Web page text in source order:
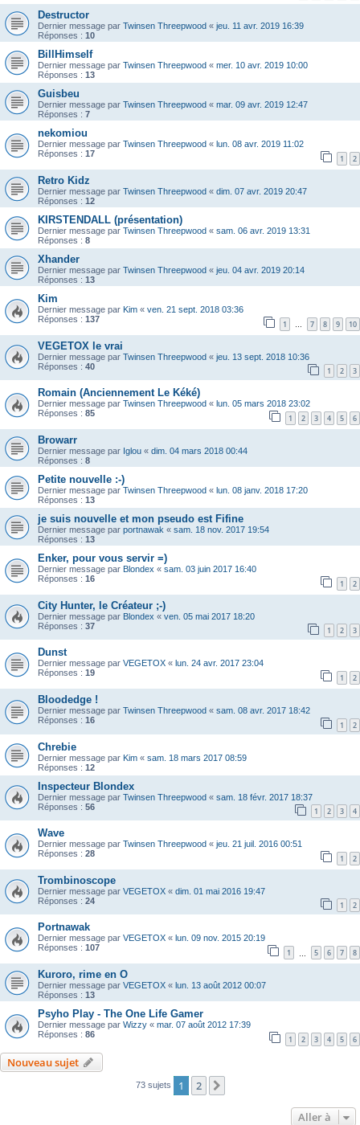
Destructor
Dernier message par Twinsen Threepwood « jeu. 11 avr. 2019 16:39
Réponses : 10
BillHimself
Dernier message par Twinsen Threepwood « mer. 10 avr. 2019 10:00
Réponses : 13
Guisbeu
Dernier message par Twinsen Threepwood « mar. 09 avr. 2019 12:47
Réponses : 7
nekomiou
Dernier message par Twinsen Threepwood « lun. 08 avr. 2019 11:02
Réponses : 17 1 2
Retro Kidz
Dernier message par Twinsen Threepwood « dim. 07 avr. 2019 20:47
Réponses : 12
KIRSTENDALL (présentation)
Dernier message par Twinsen Threepwood « sam. 06 avr. 2019 13:31
Réponses : 8
Xhander
Dernier message par Twinsen Threepwood « jeu. 04 avr. 2019 20:14
Réponses : 13
Kim
Dernier message par Kim « ven. 21 sept. 2018 03:36
Réponses : 137 1 … 7 8 9 10
VEGETOX le vrai
Dernier message par Twinsen Threepwood « jeu. 13 sept. 2018 10:36
Réponses : 40 1 2 3
Romain (Anciennement Le Kéké)
Dernier message par Twinsen Threepwood « lun. 05 mars 2018 23:02
Réponses : 85 1 2 3 4 5 6
Browarr
Dernier message par Iglou « dim. 04 mars 2018 00:44
Réponses : 8
Petite nouvelle :-)
Dernier message par Twinsen Threepwood « lun. 08 janv. 2018 17:20
Réponses : 13
je suis nouvelle et mon pseudo est Fifine
Dernier message par portnawak « sam. 18 nov. 2017 19:54
Réponses : 13
Enker, pour vous servir =)
Dernier message par Blondex « sam. 03 juin 2017 16:40
Réponses : 16 1 2
City Hunter, le Créateur ;-)
Dernier message par Blondex « ven. 05 mai 2017 18:20
Réponses : 37 1 2 3
Dunst
Dernier message par VEGETOX « lun. 24 avr. 2017 23:04
Réponses : 19 1 2
Bloodedge !
Dernier message par Twinsen Threepwood « sam. 08 avr. 2017 18:42
Réponses : 16 1 2
Chrebie
Dernier message par Kim « sam. 18 mars 2017 08:59
Réponses : 12
Inspecteur Blondex
Dernier message par Twinsen Threepwood « sam. 18 févr. 2017 18:37
Réponses : 56 1 2 3 4
Wave
Dernier message par Twinsen Threepwood « jeu. 21 juil. 2016 00:51
Réponses : 28 1 2
Trombinoscope
Dernier message par VEGETOX « dim. 01 mai 2016 19:47
Réponses : 24 1 2
Portnawak
Dernier message par VEGETOX « lun. 09 nov. 2015 20:19
Réponses : 107 1 5 6 7 8
Kuroro, rime en O
Dernier message par VEGETOX « lun. 13 août 2012 00:07
Réponses : 13
Psyho Play - The One Life Gamer
Dernier message par Wizzy « mar. 07 août 2012 17:39
Réponses : 86 1 2 3 4 5 6
Nouveau sujet
73 sujets 1 2
Aller à